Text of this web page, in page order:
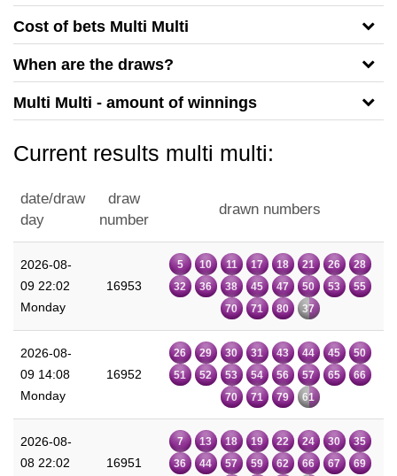
Cost of bets Multi Multi
When are the draws?
Multi Multi - amount of winnings
Current results multi multi:
date/draw
day
draw
number
drawn numbers
2026-08-
09 22:02
Monday
16953
5 10 11 17 18 21 26
28
32
36 38 45 47 50 53
55
70
71 80 37
2026-08-
09 14:08
Monday
16952
26 29 30 31 43 44 45
50
51
52 53 54 56 57 65
66
70
71 79 61
2026-08-
08 22:02
16951
7 13 18 19 22 24 30
35
36
44 57 59 62 66 67
69